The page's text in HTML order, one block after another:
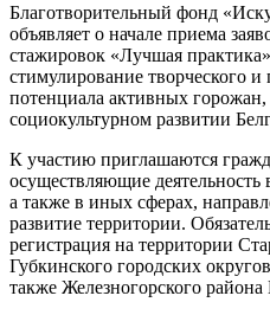
Благотворительный фонд
объявляет о начале приема
стажировок «Лучшая
стимулирование творческого
потенциала активных горожан,
социокультурном развитии
К участию приглашаются
осуществляющие деятельность
а также в иных сферах,
развитие территории.
регистрация на территории
Губкинского городских
также Железногорского района